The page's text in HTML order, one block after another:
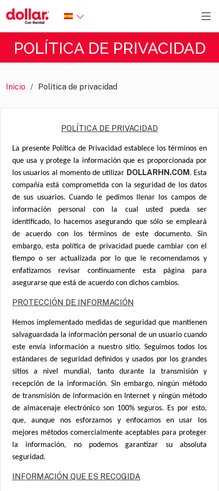
POLÍTICA DE PRIVACIDAD
Inicio Política de privacidad
POLÍTICA DE PRIVACIDAD
La presente Política de Privacidad establece los términos en
que usa y protege la información que es proporcionada por
los usuarios al momento de utilizar DOLLARHN.COM. Esta
compañía está comprometida con la seguridad de los datos
de sus usuarios. Cuando le pedimos llenar los campos de
información personal con la cual usted pueda ser
identificado, lo hacemos asegurando que sólo se empleará
de acuerdo con los términos de este documento. Sin
embargo, esta política de privacidad puede cambiar con el
tiempo o ser actualizada por lo que le recomendamos y
enfatizamos revisar continuamente esta página para
asegurarse que está de acuerdo con dichos cambios.
PROTECCIÓN DE INFORMACIÓN
Hemos implementado medidas de seguridad que mantienen
salvaguardada la información personal de un usuario cuando
este envía información a nuestro sitio. Seguimos todos los
estándares de seguridad definidos y usados por los grandes
sitios a nivel mundial, tanto durante la transmisión y
recepción de la información. Sin embargo, ningún método
de transmisión de información en Internet y ningún método
de almacenaje electrónico son 100% seguros. Es por esto,
que, aunque nos esforzamos y enfocamos en usar los
mejores métodos comercialmente aceptables para proteger
la información, no podemos garantizar su absoluta
seguridad.
INFORMACIÓN QUE ES RECOGIDA